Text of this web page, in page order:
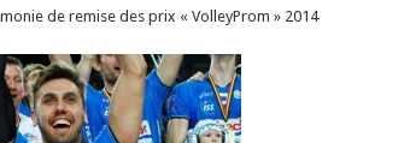
de remise des prix « VolleyProm » 2014